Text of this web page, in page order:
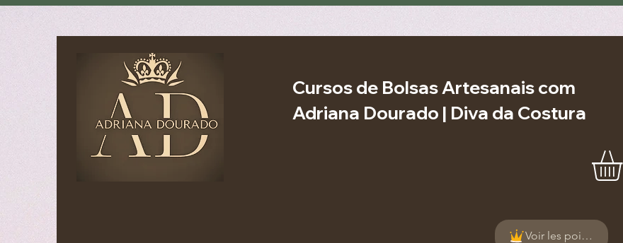
Cursos de Bolsas Artesanais com
Adriana Dourado | Diva da Costura
Voir les points